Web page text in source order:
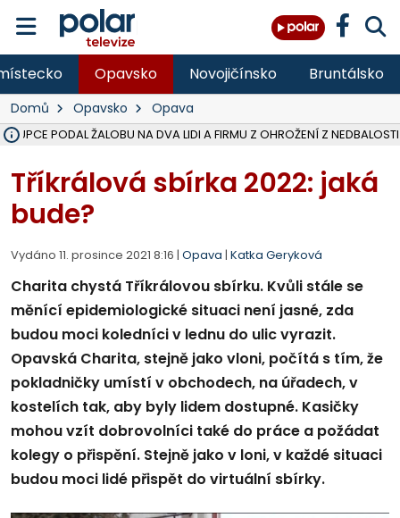
Opavsko Novojičínsko Bruntálsko
Domů Opavsko Opava
PODAL ŽALOBU NA DVA LIDI A FIRMU Z OHROŽENÍ Z NEDBALOSTI
Tříkrálová sbírka 2022: jaká
bude?
Vydáno 11. prosince 2021 8:16 | Opava | Katka Geryková
Charita chystá Tříkrálovou sbírku. Kvůli stále se
měnící epidemiologické situaci není jasné, zda
budou moci koledníci v lednu do ulic vyrazit.
Opavská Charita, stejně jako vloni, počítá s tím, že
pokladničky umístí v obchodech, na úřadech, v
kostelích tak, aby byly lidem dostupné. Kasičky
mohou vzít dobrovolníci také do práce a požádat
kolegy o přispění. Stejně jako v loni, v každé situaci
budou moci lidé přispět do virtuální sbírky.